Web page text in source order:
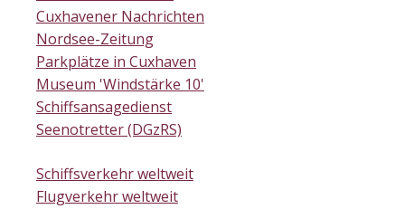
Cuxhavener Nachrichten
Nordsee-Zeitung
Parkplätze in Cuxhaven
Museum 'Windstärke 10'
Schiffsansagedienst
Seenotretter (DGzRS)
Schiffsverkehr weltweit
Flugverkehr weltweit